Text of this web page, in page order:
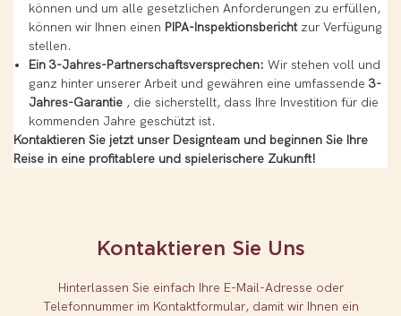
können und um alle gesetzlichen Anforderungen zu erfüllen,
können wir Ihnen einen PIPA-Inspektionsberichtzur Verfügung
stellen.
Ein 3-Jahres-Partnerschaftsversprechen: Wir stehen voll und
ganz hinter unserer Arbeit und gewähren eine umfassende 3-
Jahres-Garantie, die sicherstellt, dass Ihre Investition für die
kommenden Jahre geschützt ist.
Kontaktieren Sie jetzt unser Designteam und beginnen Sie Ihre
Reise in eine profitablere und spielerischere Zukunft!
Kontaktieren Sie Uns
Hinterlassen Sie einfach Ihre E-Mail-Adresse oder
Telefonnummer im Kontaktformular, damit wir Ihnen ein